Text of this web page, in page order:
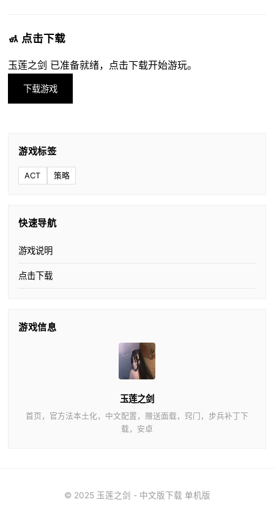
🚮 点击下载
玉莲之剑 已准备就绪，点击下载开始游玩。
下载游戏
游戏标签
ACT 策略
快速导航
游戏说明
点击下载
游戏信息
玉莲之剑
首页，官方法本土化，中文配置，赠送面载，窍门，步兵补丁下
载，安卓
© 2025 玉莲之剑 - 中文版下载 单机版